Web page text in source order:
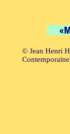
© Jean Henri